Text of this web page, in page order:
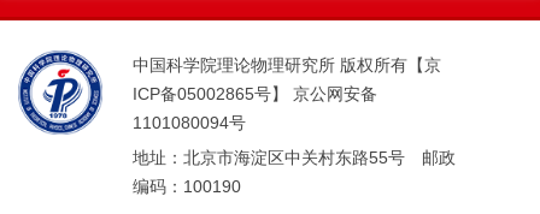
中国科学院理论物理研究所 版权所有【京
ICP备05002865号】 京公网安备
1101080094号
地址：北京市海淀区中关村东路55号 邮政
编码：100190